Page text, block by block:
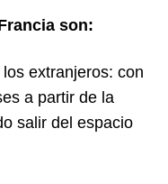
son:
extranjeros: con
a partir de la
salir del espacio